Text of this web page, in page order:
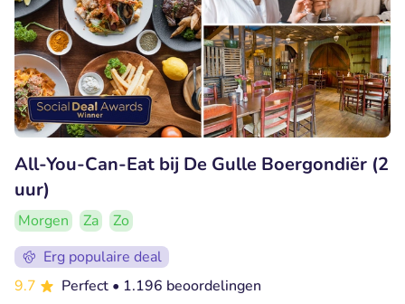
All-You-Can-Eat bij De Gulle Boergondiër (2
uur)
Morgen Za
Zo
Erg populaire deal
9.7
Perfect • 1.196 beoordelingen